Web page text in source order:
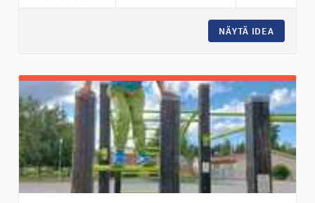
NÄYTÄ IDEA